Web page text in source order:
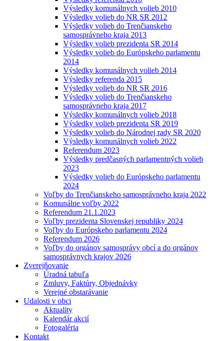
Výsledky komunálnych volieb 2010
Výsledky volieb do NR SR 2012
Výsledky volieb do Trenčianskeho
samosprávneho kraja 2013
Výsledky volieb prezidenta SR 2014
Výsledky volieb do Európskeho parlamentu
2014
Výsledky komunálnych volieb 2014
Výsledky referenda 2015
Výsledky volieb do NR SR 2016
Výsledky volieb do Trenčianskeho
samosprávneho kraja 2017
Výsledky komunálnych volieb 2018
Výsledky volieb prezidenta SR 2019
Výsledky volieb do Národnej rady SR 2020
Výsledky komunálnych volieb 2022
Referendum 2023
Výsledky predčasných parlamentných volieb
2023
Výsledky volieb do Európskeho parlamentu
2024
Voľby do Trenčianskeho samosprávneho kraja 2022
Komunálne voľby 2022
Referendum 21.1.2023
Voľby prezidenta Slovenskej republiky 2024
Voľby do Európskeho parlamentu 2024
Referendum 2026
Voľby do orgánov samosprávy obcí a do orgánov
samosprávnych krajov 2026
Zverejňovanie
Úradná tabuľa
Zmluvy, Faktúry, Objednávky
Verejné obstarávanie
Udalosti v obci
Aktuality
Kalendár akcií
Fotogaléria
Kontakt